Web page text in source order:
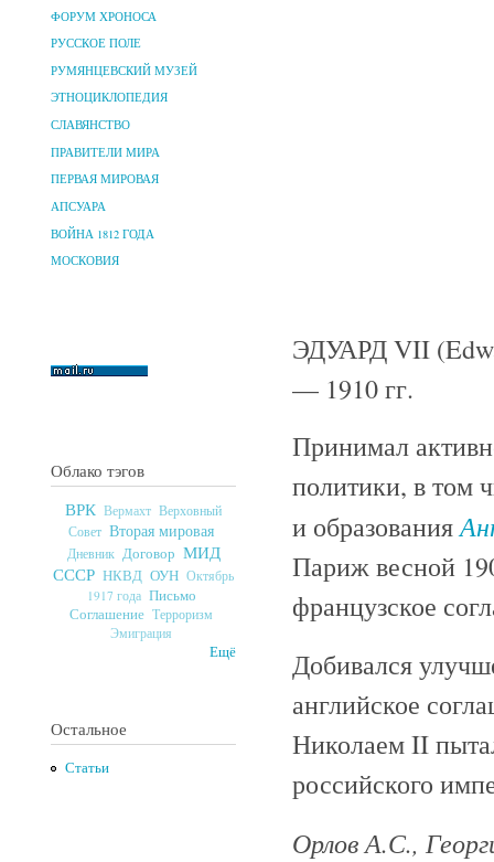
ФОРУМ ХРОНОСА
РУССКОЕ ПОЛЕ
РУМЯНЦЕВСКИЙ МУЗЕЙ
ЭТНОЦИКЛОПЕДИЯ
СЛАВЯНСТВО
ПРАВИТЕЛИ МИРА
ПЕРВАЯ МИРОВАЯ
АПСУАРА
ВОЙНА 1812 ГОДА
МОСКОВИЯ
Облако тэгов
ВРК Вермахт Верховный
Совет Вторая мировая
Дневник Договор МИД
СССР НКВД ОУН Октябрь
1917 года Письмо
Соглашение Терроризм
Эмиграция
Ещё
Остальное
Статьи
ЭДУАРД VII
— 1910 гг.
Принимал
политики, в том
и образования
Париж весной
французское
Добивался
английское
Николаем II
российского
Орлов А.С.,